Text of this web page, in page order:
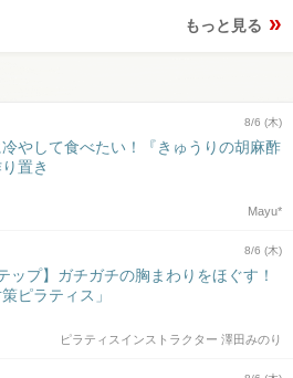
もっと見る
8/6 (木)
やして食べたい！『きゅうりの胡麻酢
置き
Mayu*
8/6 (木)
ップ】ガチガチの胸まわりをほぐす！
ピラティス」
ピラティスインストラクター 澤田みのり